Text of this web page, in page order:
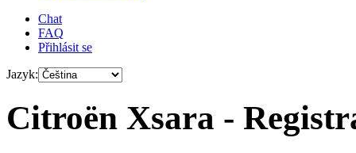
Chat
FAQ
Přihlásit se
Jazyk:
Citroën Xsara -